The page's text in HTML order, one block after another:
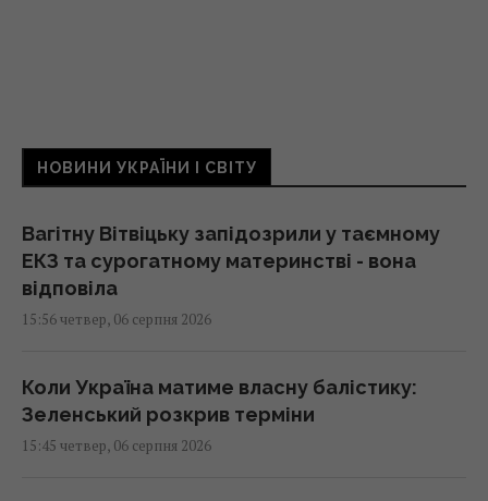
НОВИНИ УКРАЇНИ І СВІТУ
Вагітну Вітвіцьку запідозрили у таємному
ЕКЗ та сурогатному материнстві - вона
відповіла
15:56 четвер, 06 серпня 2026
Коли Україна матиме власну балістику:
Зеленський розкрив терміни
15:45 четвер, 06 серпня 2026